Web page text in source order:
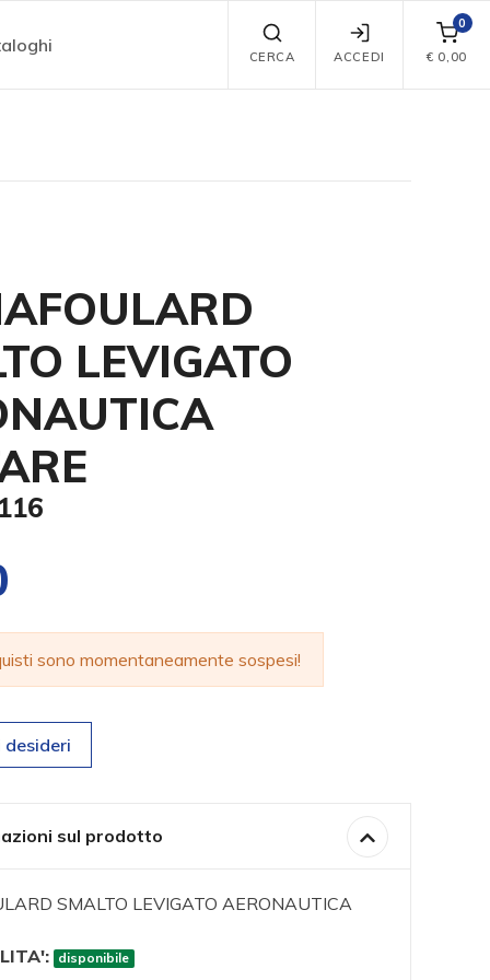
CERCA ACCEDI
0
€ 0,00
LEVIGATO
sono momentaneamente sospesi!
desideri
sul prodotto
SMALTO LEVIGATO AERONAUTICA
disponibile